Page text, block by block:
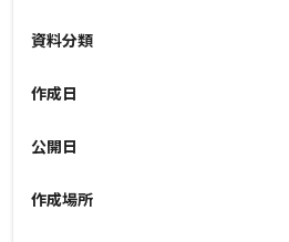
資料分類
作成日
公開日
作成場所